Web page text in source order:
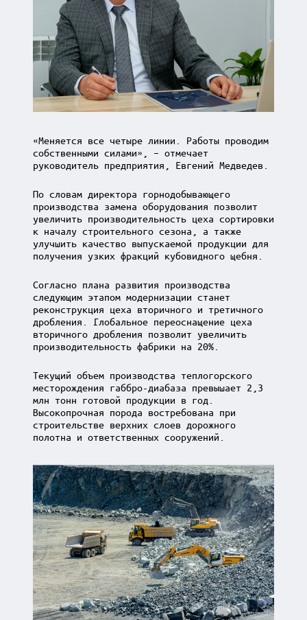
«Меняется все четыре линии. Работы проводим
собственными силами», – отмечает
руководитель предприятия, Евгений Медведев.
По словам директора горнодобывающего
производства замена оборудования позволит
увеличить производительность цеха сортировки
к началу строительного сезона, а также
улучшить качество выпускаемой продукции для
получения узких фракций кубовидного щебня.
Согласно плана развития производства
следующим этапом модернизации станет
реконструкция цеха вторичного и третичного
дробления. Глобальное переоснащение цеха
вторичного дробления позволит увеличить
производительность фабрики на 20%.
Текущий объем производства теплогорского
месторождения габбро-диабаза превышает 2,3
млн тонн готовой продукции в год.
Высокопрочная порода востребована при
строительстве верхних слоев дорожного
полотна и ответственных сооружений.